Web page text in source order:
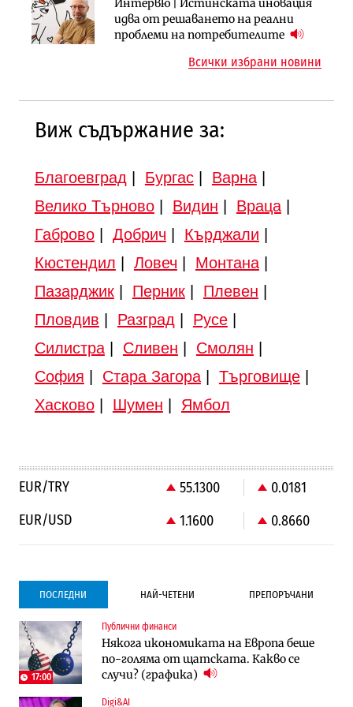
Интервю | Истинската иновация
идва от решаването на реални
проблеми на потребителите
АПИ възложи промяната на
парцеларния план за
Вторият мост над Варненското
езеро става част от бъдещата
Всички избрани новини
Виж съдържание за:
Благоевград Бургас| Варна|
Велико Търново| Видин Враца|
Габрово| Добрич Кърджали
Кюстендил
Ловеч Монтана|
Пазарджик| Перник| Плевен
Пловдив
Разград Русе|
Силистра| Сливен Смолян
София
Стара Загора| Търговище|
Хасково| Шумен Ямбол
EUR/TRY 55.1300
0.0181
EUR/USD
1.1600 0.8660
ПОСЛЕДНИ НАЙ-ЧЕТЕНИ ПРЕПОРЪЧАНИ
17:00
Публични финанси
Някога икономиката на Европа беше
по-голяма от щатската. Какво се
случи? (графика)
Digi&AI
Градоустройство
Столична община избра изпълнител за
преместването на трамвайното
трасе по бул. „Скобелев“
Компании
Компании
Vivacom предлага над 150 устройства с
90% отстъпка през август
Градоустройство